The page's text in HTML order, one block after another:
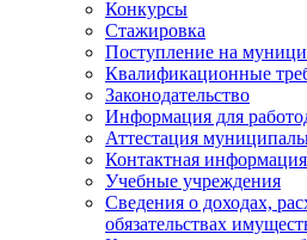
Конкурсы
Стажировка
Поступление на
Квалификационные
Законодательство
Информация для
Аттестация
Контактная информация
Учебные учреждения
Сведения о доходах,
обязательствах